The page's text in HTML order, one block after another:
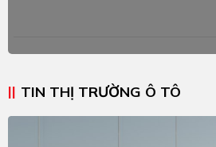
TIN THỊ TRƯỜNG Ô TÔ